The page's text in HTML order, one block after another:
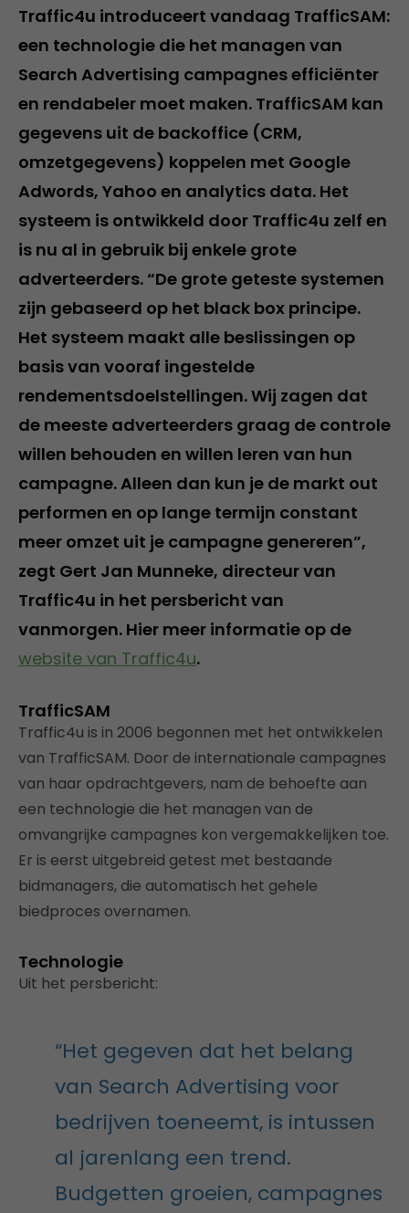
Traffic4u introduceert vandaag TrafficSAM:
een technologie die het managen van
Search Advertising campagnes efficiënter
en rendabeler moet maken. TrafficSAM kan
gegevens uit de backoffice (CRM,
omzetgegevens) koppelen met Google
Adwords, Yahoo en analytics data. Het
systeem is ontwikkeld door Traffic4u zelf en
is nu al in gebruik bij enkele grote
adverteerders. “De grote geteste systemen
zijn gebaseerd op het black box principe.
Het systeem maakt alle beslissingen op
basis van vooraf ingestelde
rendementsdoelstellingen. Wij zagen dat
de meeste adverteerders graag de controle
willen behouden en willen leren van hun
campagne. Alleen dan kun je de markt out
performen en op lange termijn constant
meer omzet uit je campagne genereren”,
zegt Gert Jan Munneke, directeur van
Traffic4u in het persbericht van
vanmorgen. Hier meer informatie op de
website van Traffic4u.
TrafficSAM
Traffic4u is in 2006 begonnen met het ontwikkelen
van TrafficSAM. Door de internationale campagnes
van haar opdrachtgevers, nam de behoefte aan
een technologie die het managen van de
omvangrijke campagnes kon vergemakkelijken toe.
Er is eerst uitgebreid getest met bestaande
bidmanagers, die automatisch het gehele
biedproces overnamen.
Technologie
Uit het persbericht:
“Het gegeven dat het belang
van Search Advertising voor
bedrijven toeneemt, is intussen
al jarenlang een trend.
Budgetten groeien, campagnes